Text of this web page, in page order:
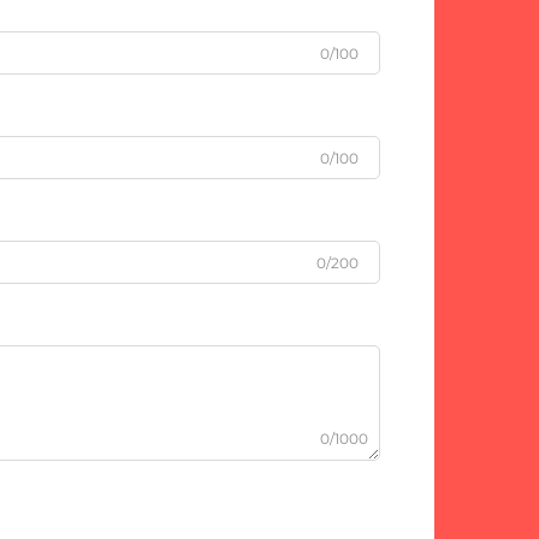
0/100
0/100
0/200
0/1000